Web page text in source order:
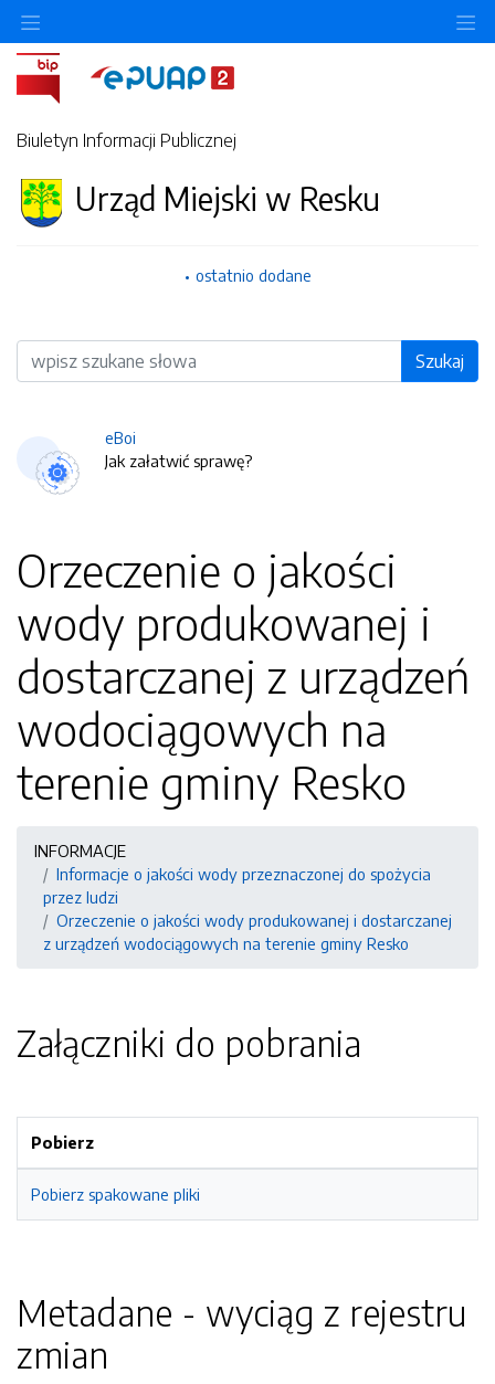
Biuletyn Informacji Publicznej
Urząd Miejski w Resku
ostatnio dodane
Wyszukiwarka Szukaj
eBoi
Jak załatwić sprawę?
Orzeczenie o jakości
wody produkowanej i
dostarczanej z urządzeń
wodociągowych na
terenie gminy Resko
INFORMACJE
Informacje o jakości wody przeznaczonej do spożycia
przez ludzi
Orzeczenie o jakości wody produkowanej i dostarczanej
z urządzeń wodociągowych na terenie gminy Resko
Załączniki do pobrania
Pobierz
Pobierz spakowane pliki
Metadane - wyciąg z rejestru
zmian